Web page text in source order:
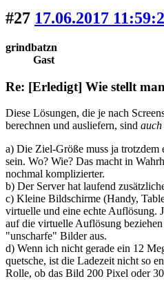
#27 17.06.2017
grindbatzn
Gast
Re: [Erledigt] Wie stellt
Diese Lösungen, die je nach
berechnen und ausliefern, sind auch
a) Die Ziel-Größe muss ja
sein. Wo? Wie? Das macht in
nochmal komplizierter.
b) Der Server hat laufend
c) Kleine Bildschirme (Handy,
virtuelle und eine echte Auflösung.
auf die virtuelle Auflösung
"unscharfe" Bilder aus.
d) Wenn ich nicht gerade ein 12
quetsche, ist die Ladezeit nicht so
Rolle, ob das Bild 200 Pixel oder